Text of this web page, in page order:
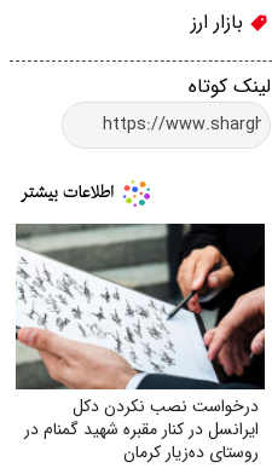
بازار ارز
لینک کوتاه
درخواست نصب نکردن دکل
ایرانسل در کنار مقبره شهید گمنام در
روستای ده‌زیار کرمان